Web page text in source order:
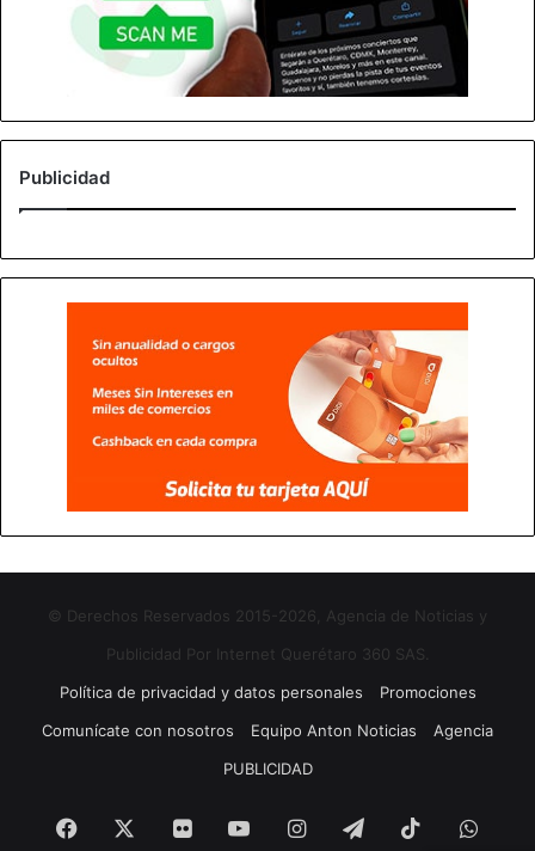
Publicidad
© Derechos Reservados 2015-2026, Agencia de Noticias y
Publicidad Por Internet Querétaro 360 SAS.
Política de privacidad y datos personales
Promociones
Comunícate con nosotros
Equipo Anton Noticias
Agencia
PUBLICIDAD
Facebook Flickr YouTubeInstagramTelegramTikTok